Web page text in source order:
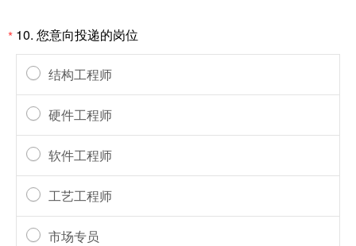
* 10. 您意向投递的岗位
结构工程师
硬件工程师
软件工程师
工艺工程师
市场专员